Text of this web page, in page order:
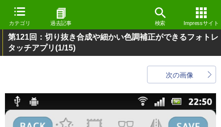
カテゴリ 過去記事 検索 Impressサイト
第121回：切り抜き合成や細かい色調補正ができるフォトレ
タッチアプリ(1/15)
次の画像